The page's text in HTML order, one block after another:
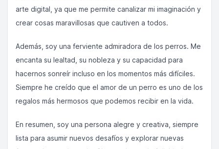
arte digital, ya que me permite canalizar mi imaginación y
crear cosas maravillosas que cautiven a todos.
Además, soy una ferviente admiradora de los perros. Me
encanta su lealtad, su nobleza y su capacidad para
hacernos sonreír incluso en los momentos más difíciles.
Siempre he creído que el amor de un perro es uno de los
regalos más hermosos que podemos recibir en la vida.
En resumen, soy una persona alegre y creativa, siempre
lista para asumir nuevos desafíos y explorar nuevas